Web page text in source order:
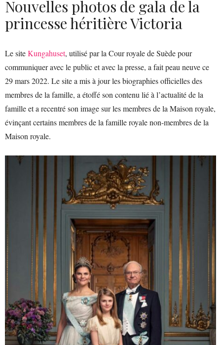
Nouvelles photos de gala de la
princesse héritière Victoria
Le siteKungahuset, utilisé par la Cour royale de Suède pour
communiquer avec le public et avec la presse, a fait peau neuve ce
29 mars 2022. Le site a mis à jour les biographies officielles des
membres de la famille, a étoffé son contenu lié à l’actualité de la
famille et a recentré son image sur les membres de la Maison royale,
évinçant certains membres de la famille royale non-membres de la
Maison royale.